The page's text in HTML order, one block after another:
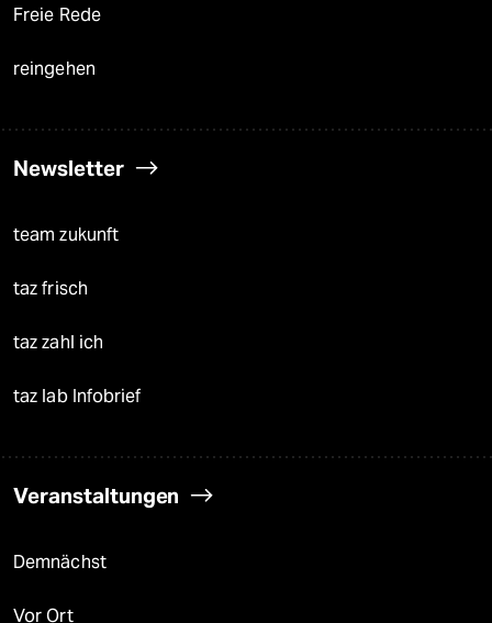
Freie Rede
reingehen
Newsletter
team zukunft
taz frisch
taz zahl ich
taz lab Infobrief
Veranstaltungen
Demnächst
Vor Ort